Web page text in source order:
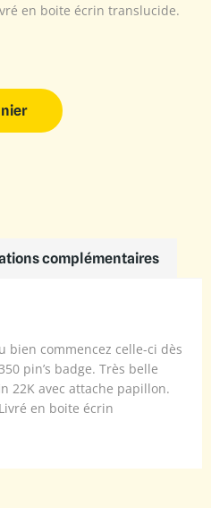
en boite écrin translucide.
complémentaires
bien commencez celle-ci dès
pin’s badge. Très belle
22K avec attache papillon.
en boite écrin